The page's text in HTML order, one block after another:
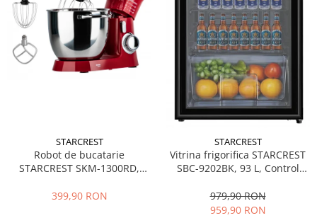
STARCREST
Robot de bucatarie
STARCREST SKM-1300RD,
Accesorii, 10 Viteze + Pulse,
399,90 RON
STARCREST
Vitrina frigorifica STARCREST
SBC-9202BK, 93 L, Control
83.2 cm, Negru
979,90 RON
959,90 RON